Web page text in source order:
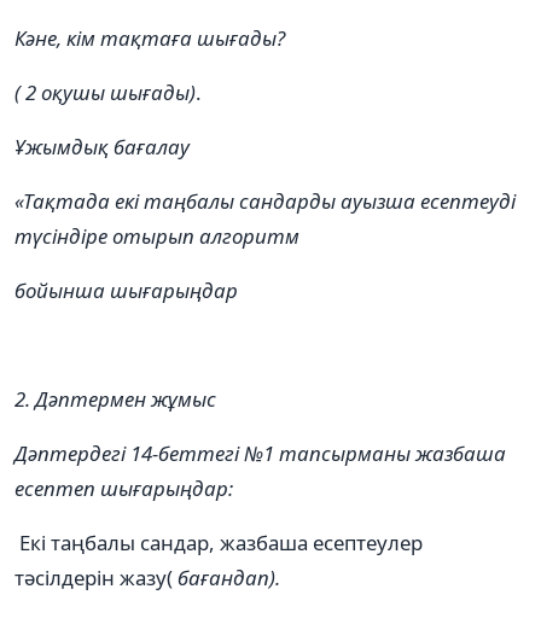
Кәне, кім тақтаға шығады?
( 2 оқушы шығады).
Ұжымдық бағалау
«Тақтада екі таңбалы сандарды ауызша есептеуді
түсіндіре отырып алгоритм
бойынша шығарыңдар
2. Дәптермен жұмыс
Дәптердегі 14-беттегі №1 тапсырманы жазбаша
есептеп шығарыңдар:
Екі таңбалы сандар, жазбаша есептеулер
тəсілдерін жазу(бағандап).